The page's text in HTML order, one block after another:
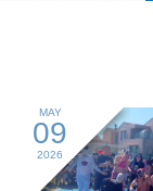
MAY
09
2026